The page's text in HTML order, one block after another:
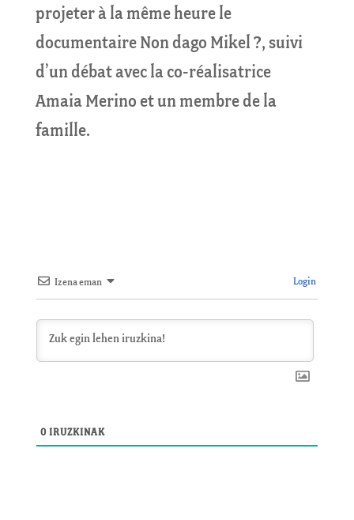
projeter à la même heure le
documentaire Non dago Mikel ?, suivi
d’un débat avec la co-réalisatrice
Amaia Merino et un membre de la
famille.
Izena eman Login
0IRUZKINAK